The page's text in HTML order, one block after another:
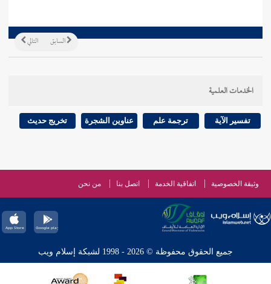
التالي السابق
الخدمات العلمية
تفسير الآية ترجمة علم عناوين الشجرة تخريج حديث
وثيقة الخصوصية اتفاقية الخدمة اتصل بنا من نحن
جميع الحقوق محفوظة © 2026 - 1998 لشبكة إسلام ويب